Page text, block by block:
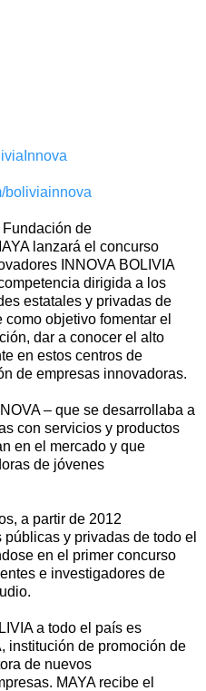
boliviainnova
Fundación de
lanzará el concurso
INNOVA BOLIVIA
dirigida a los
estatales y privadas de
objetivo fomentar el
dar a conocer el alto
en estos centros de
de empresas innovadoras.
– que se desarrollaba a
con servicios y productos
en el mercado y que
de jóvenes
a partir de 2012
y privadas de todo el
en el primer concurso
e investigadores de
a todo el país es
institución de promoción de
de nuevos
MAYA recibe el